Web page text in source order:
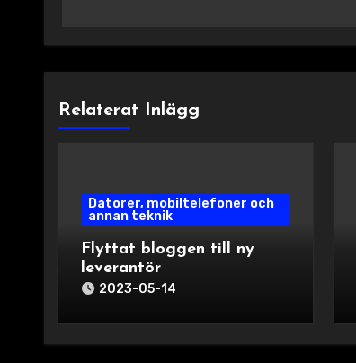
Relaterat Inlägg
Datorer, mobiltelefoner och
annan teknik
Flyttat bloggen till ny
leverantör
2023-05-14